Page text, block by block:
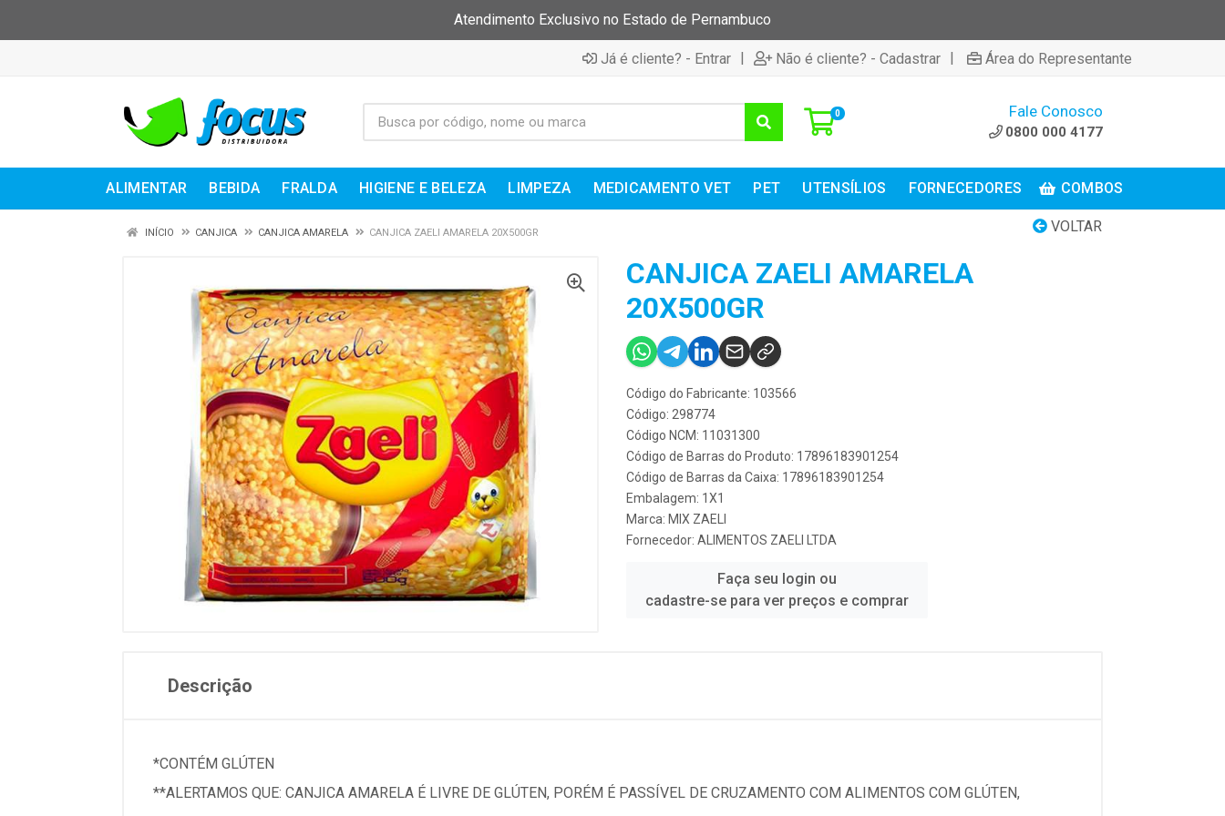
Atendimento Exclusivo no Estado de Pernambuco
Já é cliente? - Entrar | Não é cliente? - Cadastrar | Área do Representante
0 Fale Conosco
0800 000 4177
ALIMENTAR BEBIDA FRALDA HIGIENE E BELEZA LIMPEZA MEDICAMENTO VET PET UTENSÍLIOS FORNECEDORES COMBOS
VOLTAR
INÍCIO CANJICA CANJICA AMARELA CANJICA ZAELI AMARELA 20X500GR
CANJICA ZAELI AMARELA
20X500GR
Código do Fabricante: 103566
Código: 298774
Código NCM: 11031300
Código de Barras do Produto: 17896183901254
Código de Barras da Caixa: 17896183901254
Embalagem: 1X1
Marca: MIX ZAELI
Fornecedor: ALIMENTOS ZAELI LTDA
Faça seu login ou
cadastre-se para ver preços e comprar
Descrição
*CONTÉM GLÚTEN
**ALERTAMOS QUE: CANJICA AMARELA É LIVRE DE GLÚTEN, PORÉM É PASSÍVEL DE CRUZAMENTO COM ALIMENTOS COM GLÚTEN,